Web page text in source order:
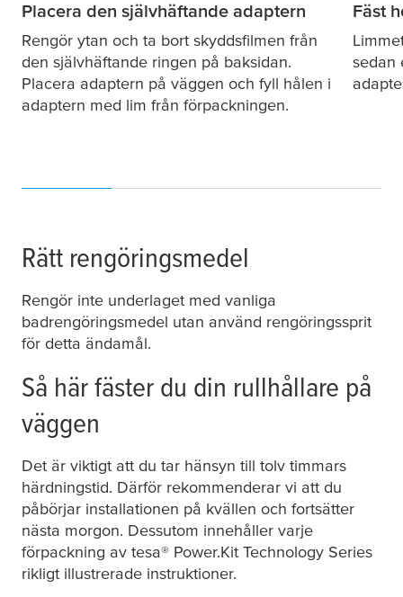
Placera den självhäftande adaptern
Rengör ytan och ta bort skyddsfilmen från
den självhäftande ringen på baksidan.
Placera adaptern på väggen och fyll hålen i
adaptern med lim från förpackningen.
Fäst
sedan
Rätt rengöringsmedel
Rengör inte underlaget med vanliga
badrengöringsmedel utan använd rengöringssprit
för detta ändamål.
Så här fäster du din rullhållare på
väggen
Det är viktigt att du tar hänsyn till tolv timmars
härdningstid. Därför rekommenderar vi att du
påbörjar installationen på kvällen och fortsätter
nästa morgon. Dessutom innehåller varje
förpackning av tesa® Power.Kit Technology Series
rikligt illustrerade instruktioner.